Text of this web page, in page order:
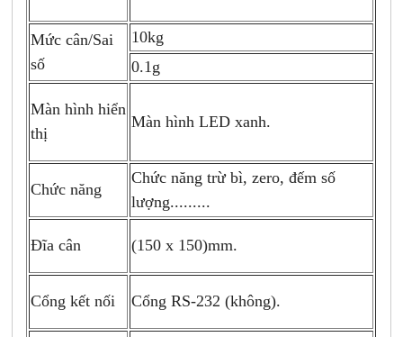
Mức cân/Sai
số
10kg
0.1g
Màn hình hiển
thị
Màn hình LED xanh.
Chức năng
Chức năng trừ bì, zero, đếm số
lượng.........
Đĩa cân (150 x 150)mm.
Cổng kết nối Cổng RS-232 (không).